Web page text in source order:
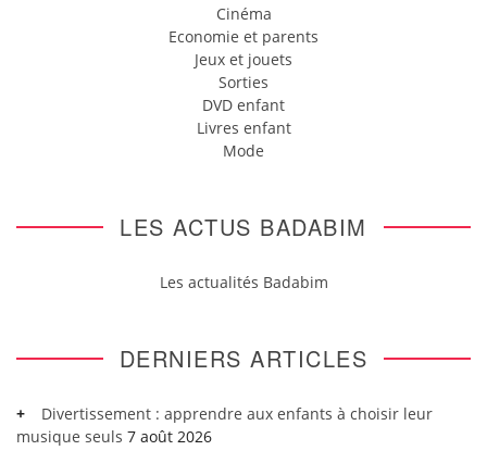
Cinéma
Economie et parents
Jeux et jouets
Sorties
DVD enfant
Livres enfant
Mode
LES ACTUS BADABIM
Les actualités Badabim
DERNIERS ARTICLES
Divertissement : apprendre aux enfants à choisir leur
musique seuls 7 août 2026